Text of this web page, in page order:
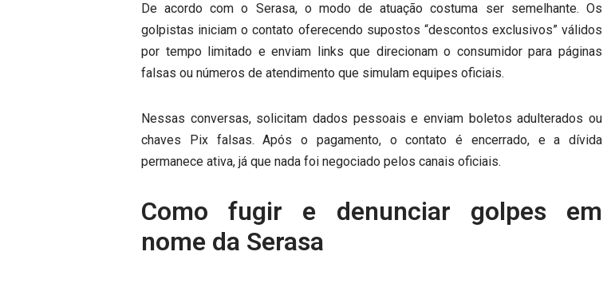
De acordo com o Serasa, o modo de atuação costuma ser semelhante. Os
golpistas iniciam o contato oferecendo supostos “descontos exclusivos” válidos
por tempo limitado e enviam links que direcionam o consumidor para páginas
falsas ou números de atendimento que simulam equipes oficiais.
Nessas conversas, solicitam dados pessoais e enviam boletos adulterados ou
chaves Pix falsas. Após o pagamento, o contato é encerrado, e a dívida
permanece ativa, já que nada foi negociado pelos canais oficiais.
Como fugir e denunciar golpes em
nome da Serasa